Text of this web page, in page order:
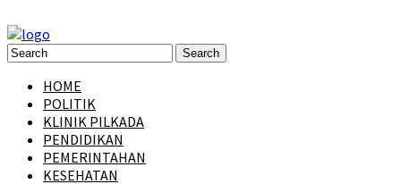
HOME
POLITIK
KLINIK PILKADA
PENDIDIKAN
PEMERINTAHAN
KESEHATAN